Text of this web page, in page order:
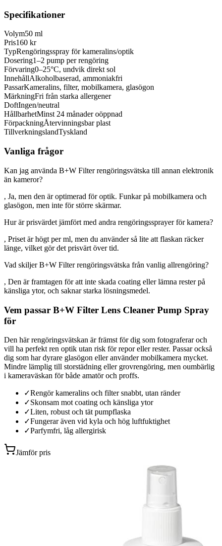
Specifikationer
Volym50 ml
Pris160 kr
TypRengöringsspray för kameralins/optik
Dosering1–2 pump per rengöring
Förvaring0–25°C, undvik direkt sol
InnehållAlkoholbaserad, ammoniakfri
PassarKameralins, filter, mobilkamera, glasögon
MärkningFri från starka allergener
DoftIngen/neutral
HållbarhetMinst 24 månader oöppnad
FörpackningÅtervinningsbar plast
TillverkningslandTyskland
Vanliga frågor
Kan jag använda B+W Filter rengöringsvätska till annan elektronik
än kameror?
, Ja, men den är optimerad för optik. Funkar på mobilkamera och
glasögon, men inte för större skärmar.
Hur är prisvärdet jämfört med andra rengöringssprayer för kamera?
, Priset är högt per ml, men du använder så lite att flaskan räcker
länge, vilket gör det prisvärt över tid.
Vad skiljer B+W Filter rengöringsvätska från vanlig allrengöring?
, Den är framtagen för att inte skada coating eller lämna rester på
känsliga ytor, och saknar starka lösningsmedel.
Vem passar B+W Filter Lens Cleaner Pump Spray
för
Den här rengöringsvätskan är främst för dig som fotograferar och
vill ha perfekt ren optik utan risk för repor eller rester. Passar också
dig som har dyrare glasögon eller använder mobilkamera mycket.
Mindre lämplig till storstädning eller grovrengöring, men oumbärlig
i kameraväskan för både amatör och proffs.
✓Rengör kameralins och filter snabbt, utan ränder
✓Skonsam mot coating och känsliga ytor
✓Liten, robust och tät pumpflaska
✓Fungerar även vid kyla och hög luftfuktighet
✓Parfymfri, låg allergirisk
Jämför pris